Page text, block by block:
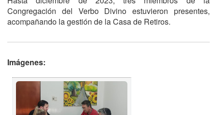
Congregación del Verbo Divino estuvieron presentes,
acompañando la gestión de la Casa de Retiros.
Imágenes: